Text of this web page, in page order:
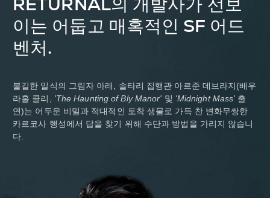
이는 어둡고 매혹적인 SF 어드
벤처.
불길한 일식의 그림자 아래, 솔타리 집행관 아르준 데브라지(배우
라훌 콜리,
'The Haunting of Bly Manor' 및 'Midnight Mass' 출
연)는 어두운 비밀과 적대적인 토착 생물로 가득 찬 변화무쌍한
카르코사 행성에서 답을 찾기 위해 수단과 방법을 가리지 않습니
다.